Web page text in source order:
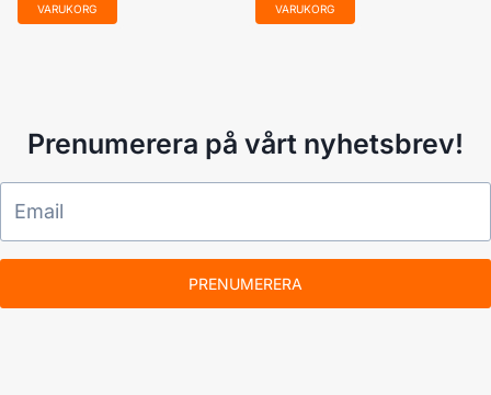
VARUKORG
VARUKORG
Prenumerera på vårt nyhetsbrev!
PRENUMERERA